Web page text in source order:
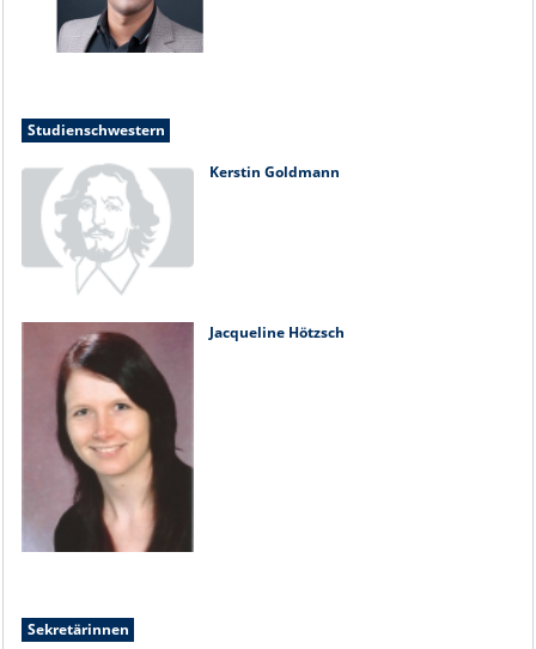
Studienschwestern
Kerstin Goldmann
Jacqueline Hötzsch
Sekretärinnen